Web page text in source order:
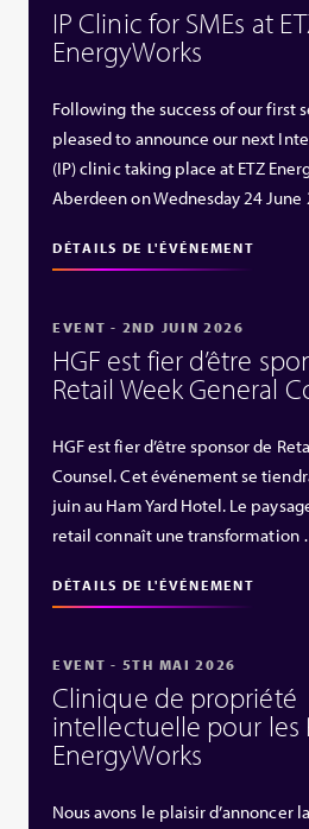
IP Clinic for SMEs at
EnergyWorks
Following the success of our first
pleased to announce our next
(IP) clinic taking place at ETZ
Aberdeen on Wednesday 24
DÉTAILS DE L'ÉVÉNEMENT
EVENT - 2ND JUIN 2026
HGF est fier d’être
Retail Week General
HGF est fier d’être sponsor de
Counsel. Cet événement se
juin au Ham Yard Hotel. Le
retail connaît une transformation
DÉTAILS DE L'ÉVÉNEMENT
EVENT - 5TH MAI 2026
Clinique de propriété
intellectuelle pour les
EnergyWorks
Nous avons le plaisir d’annoncer